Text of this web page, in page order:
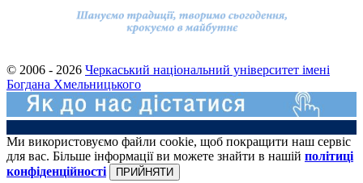
© 2006 - 2026 Черкаський національний університет імені
Богдана Хмельницького
Ми використовуємо файли cookie, щоб покращити наш сервіс
для вас. Більше інформації ви можете знайти в нашій політиці
конфіденційності
ПРИЙНЯТИ